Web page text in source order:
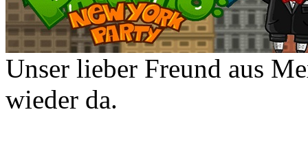
Unser lieber Freund aus
wieder da.